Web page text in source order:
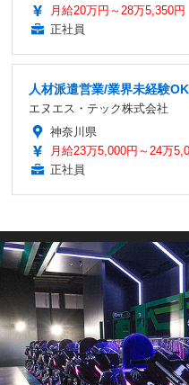
月給20万円～28万5,350円
正社員
人材派遣営業/業界未経験
エヌエス・テック株式会社
神奈川県
月給23万5,000円～24万
正社員